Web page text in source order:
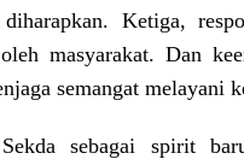
Ketiga,
masyarakat. Dan
semangat melayani
sebagai spirit